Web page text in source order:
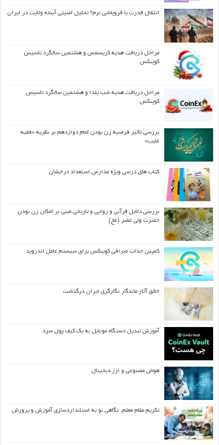
انتقال قدرت یا فروپاشی نرم؟ تحلیل امنیتی آینده ولایت در ایران
مراحل دریافت هدیه کریسمس و هشتمین سالگرد تاسیس
کوینکس
مراحل دریافت هدیه شب یلدا و هشتمین سالگرد تاسیس
کوینکس
بررسی تأثیر فرضیه زن بودن امام دوازدهم بر نظریه «فقیه
غایب»
کتاب های درسی ویژه مدارس استعداد درخشان
بررسی دلایل قرآنی و روایی و تاریخی مبنی بر امکان زن بودن
حضرت ولی عصر (عج)
کمپین جذاب صرافی کوینکس برای سیستم عامل اندروید
خالق آثار ماندگار نگارگری ایران درگذشت
آموزش تبدیل دستگاه موبایل به یک کیف‌ پول سرد
هوش مصنوعی و ارز دیجیتال
تکریم مقام معلم: نگاهی نو به استانداردسازی آموزش و پرورش